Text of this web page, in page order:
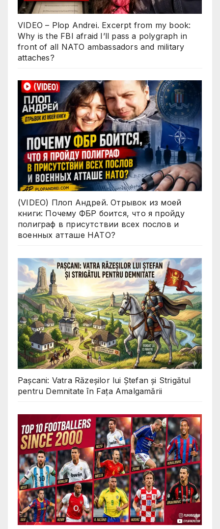
VIDEO – Plop Andrei. Excerpt from my book:
Why is the FBI afraid I’ll pass a polygraph in
front of all NATO ambassadors and military
attaches?
(VIDEO) Плоп Андрей. Отрывок из моей
книги: Почему ФБР боится, что я пройду
полиграф в присутствии всех послов и
военных атташе НАТО?
Pașcani: Vatra Răzeșilor lui Ștefan și Strigătul
pentru Demnitate în Fața Amalgamării